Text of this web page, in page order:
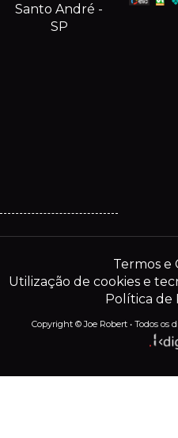
Santo André -
SP
Termos e
Utilização de cookies e
Política de
Copyright © Joe Robert • Todos os